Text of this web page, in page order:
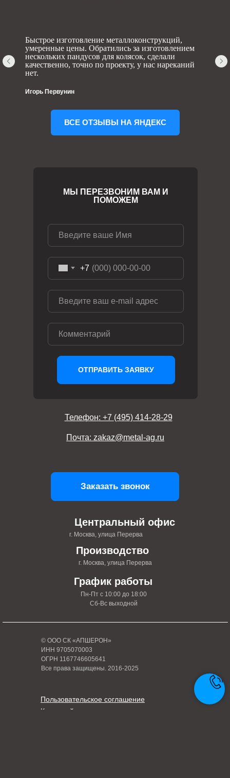
Быстрое изготовление металлоконструкций,
умеренные цены. Обратились за изготовлением
нескольких пандусов для колясок, сделали
качественно, точно по проекту, у нас нареканий
нет.
Игорь Первунин
ВСЕ ОТЗЫВЫ НА ЯНДЕКС
© ООО СК «АПШЕРОН»
ИНН 9705070003
ОГРН 1167746605641
Все права защищены. 2016-2025
Карта сайта
Пользовательское соглашение
+7
ОТПРАВИТЬ ЗАЯВКУ
МЫ ПЕРЕЗВОНИМ ВАМ И
ПОМОЖЕМ
Центральный офис
г. Москва, улица Перерва
График работы
Пн-Пт с 10:00 до 18:00
Сб-Вс выходной
Производство
г. Москва, улица Перерва
Телефон: +7 (495) 414-28-29
Почта: zakaz@metal-ag.ru
Заказать звонок